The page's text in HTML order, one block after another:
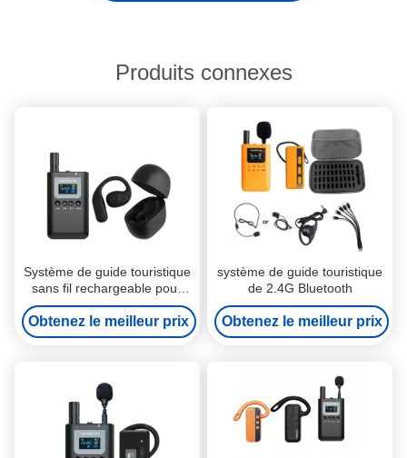
Produits connexes
Système de guide touristique
sans fil rechargeable pour
visites de groupe
Obtenez le meilleur prix
système de guide touristique
de 2.4G Bluetooth
Obtenez le meilleur prix